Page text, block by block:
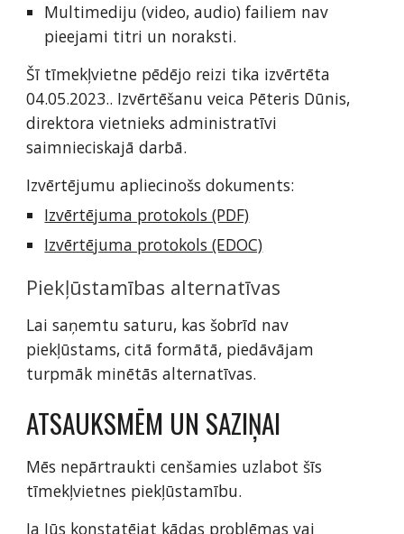
Multimediju (video, audio) failiem nav
pieejami titri un noraksti.
Šī tīmekļvietne pēdējo reizi tika izvērtēta
04.05.2023.. Izvērtēšanu veica Pēteris Dūnis,
direktora vietnieks administratīvi
saimnieciskajā darbā.
Izvērtējumu apliecinošs dokuments:
Izvērtējuma protokols (PDF)
Izvērtējuma protokols (EDOC)
Piekļūstamības alternatīvas
Lai saņemtu saturu, kas šobrīd nav
piekļūstams, citā formātā, piedāvājam
turpmāk minētās alternatīvas.
ATSAUKSMĒM UN SAZIŅAI
Mēs nepārtraukti cenšamies uzlabot šīs
tīmekļvietnes piekļūstamību.
Ja Jūs konstatējat kādas problēmas vai